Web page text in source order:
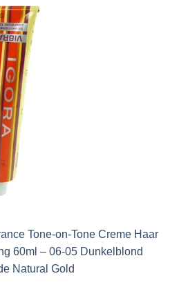
Tone-on-Tone Creme Haar
60ml – 06-05 Dunkelblond
Natural Gold